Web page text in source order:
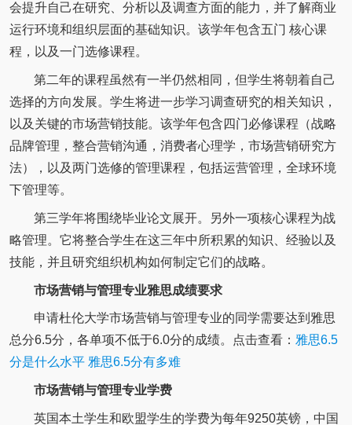
会提升自己在研究、分析以及调查方面的能力，并了解商业
运行环境和组织层面的基础知识。该学年包含五门 核心课
程，以及一门选修课程。
第二年的课程虽然有一半仍然相同，但学生将朝着自己
选择的方向发展。学生将进一步学习调查研究的相关知识，
以及关键的市场营销技能。该学年包含四门必修课程（战略
品牌管理，整合营销沟通，消费者心理学，市场营销研究方
法），以及两门选修的管理课程，包括运营管理，全球环境
下管理等。
第三学年将围绕毕业论文展开。另外一项核心课程为战
略管理。它将整合学生在这三年中所积累的知识、经验以及
技能，并且研究组织机构如何制定它们的战略。
市场营销与管理专业雅思成绩要求
申请杜伦大学市场营销与管理专业的同学需要达到雅思
总分6.5分，各单项不低于6.0分的成绩。点击查看： 雅思6.5
分是什么水平 雅思6.5分有多难
市场营销与管理专业学费
英国本土学生和欧盟学生的学费为每年9250英镑，中国